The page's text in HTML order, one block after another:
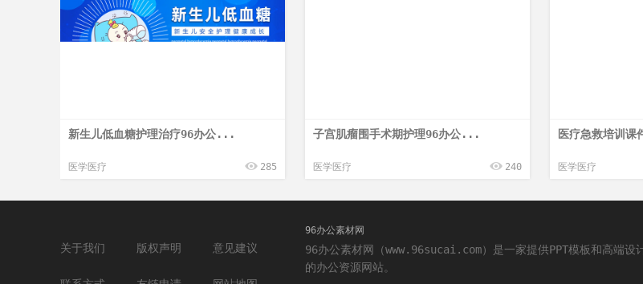
新生儿低血糖护理治疗96办公...
医学医疗 285
子宫肌瘤围手术期护理96办公...
医学医疗 240
医疗急救培训
医学医疗
关于我们 版权声明 意见建议
96办公素材网
96办公素材网（www.96sucai.com）是一家提供PPT模板和高端设
的办公资源网站。